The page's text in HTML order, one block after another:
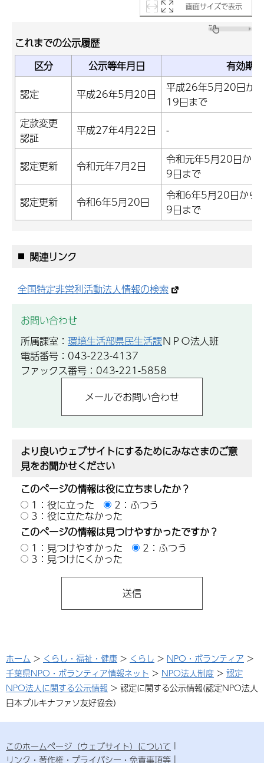
画面サイズで表示
これまでの公示履歴
区分
公示等年月日
有効期限
認定
平成26年5月20日
平成26年5月20日か
19日まで
定款変更
認証
平成27年4月22日 -
認定更新 令和元年7月2日
令和元年5月20日か
9日まで
認定更新
令和6年5月20日
令和6年5月20日から
9日まで
関連リンク
全国特定非営利活動法人情報の検索
お問い合わせ
所属課室： 環境生活部県民生活課ＮＰＯ法人班
電話番号：043-223-4137
ファックス番号：043-221-5858
より良いウェブサイトにするためにみなさまのご意
見をお聞かせください
このページの情報は役に立ちましたか？
1：役に立った
2：ふつう
3：役に立たなかった
このページの情報は見つけやすかったですか？
1：見つけやすかった
2：ふつう
3：見つけにくかった
ホーム > くらし・福祉・健康 > くらし > NPO・ボランティア >
千葉県NPO・ボランティア情報ネット > NPO法人制度 > 認定
NPO法人に関する公示情報 > 認定に関する公示情報(認定NPO法人
日本ブルキナファソ友好協会)
このホームページ（ウェブサイト）について
リンク・著作権・プライバシー・免責事項等